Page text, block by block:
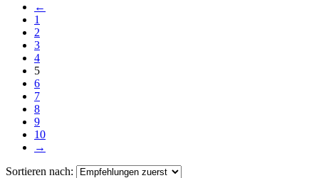
←
1
2
3
4
5
6
7
8
9
10
→
Sortieren nach: